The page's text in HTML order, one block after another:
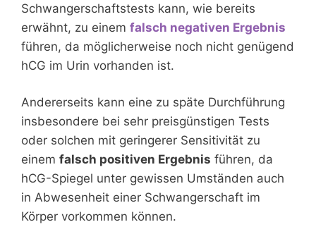
Schwangerschaftstests kann, wie bereits
erwähnt, zu einem falsch negativen Ergebnis
führen, da möglicherweise noch nicht genügend
hCG im Urin vorhanden ist.
Andererseits kann eine zu späte Durchführung
insbesondere bei sehr preisgünstigen Tests
oder solchen mit geringerer Sensitivität zu
einem falsch positiven Ergebnis führen, da
hCG-Spiegel unter gewissen Umständen auch
in Abwesenheit einer Schwangerschaft im
Körper vorkommen können.